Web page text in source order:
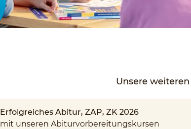
Unsere
Erfolgreiches Abitur, ZAP, ZK 2026
mit unseren Abiturvorbereitungskursen